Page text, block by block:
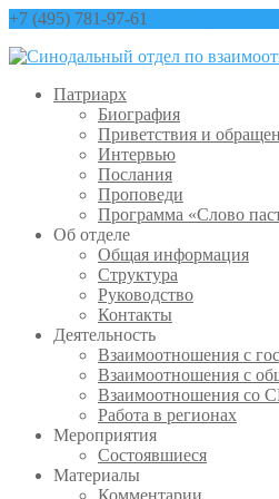
+7 (495) 781-97-61
Патриарх
Биография
Приветствия и
Интервью
Послания
Проповеди
Программа «Слово
Об отделе
Общая информация
Структура
Руководство
Контакты
Деятельность
Взаимоотношения с
Взаимоотношения с
Взаимоотношения со
Работа в регионах
Мероприятия
Состоявшиеся
Материалы
Комментарии